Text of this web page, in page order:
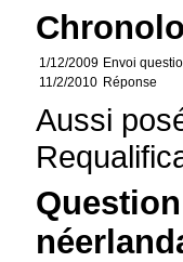
1/12/2009 Envoi
11/2/2010 Réponse
Aussi